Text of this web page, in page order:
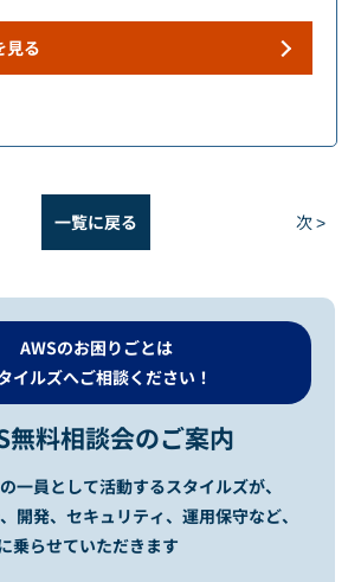
見る
一覧に戻る 次 >
AWSのお困りごとは
イルズへご相談ください！
無料相談会のご案内
一員として活動するスタイルズが、
開発、セキュリティ、運用保守など、
乗らせていただきます